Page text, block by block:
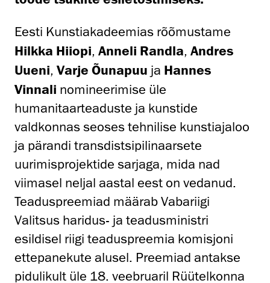
Eesti Kunstiakadeemias rõõmustame
Hilkka Hiiopi, Anneli Randla, Andres
Uueni, Varje Õunapuu ja Hannes
Vinnali nomineerimise üle
humanitaarteaduste ja kunstide
valdkonnas seoses tehnilise kunstiajaloo
ja pärandi transdistsipilinaarsete
uurimisprojektide sarjaga, mida nad
viimasel neljal aastal eest on vedanud.
Teaduspreemiad määrab Vabariigi
Valitsus haridus- ja teadusministri
esildisel riigi teaduspreemia komisjoni
ettepanekute alusel. Preemiad antakse
pidulikult üle 18. veebruaril Rüütelkonna